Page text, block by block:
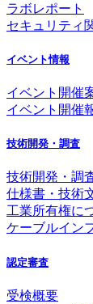
ラボレポート
セキュリティ
イベント情報
イベント開催
イベント開催
技術開発・調査
技術開発・調
仕様書・技術
工業所有権に
ケーブルイン
認定審査
受検概要